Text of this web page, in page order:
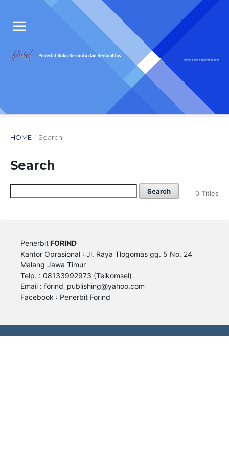
HOME / Search
Search
0 Titles
Search
PenerbitFORIND
Kantor Oprasional : Jl. Raya Tlogomas gg. 5 No. 24
Malang Jawa Timur
Telp. : 08133992973 (Telkomsel)
Email : forind_publishing@yahoo.com
Facebook : Penerbit Forind